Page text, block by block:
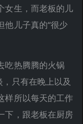
女生，而老板的儿
他儿子真的“很少
吃热腾腾的火锅
只有在晚上以及
样所以每天的工作
下，跟老板在厨房